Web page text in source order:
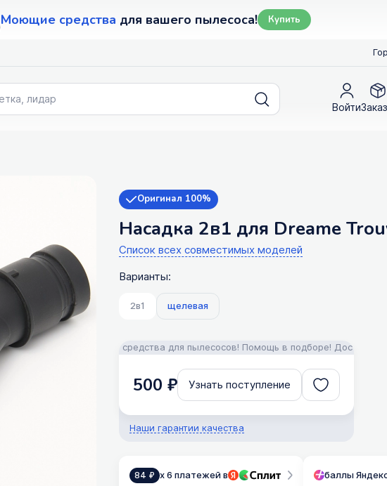
Моющие средства для вашего пылесоса! Купить
Войти
Оригинал 100%
Насадка 2в1 для Dreame
Список всех совместимых моделей
Варианты:
2в1 щелевая
и моющие средства для пылесосов! Помощь в подборе! Доставка!
500 ₽ Узнать поступление
Наши гарантии качества
84 ₽ x 6 платежей в баллы